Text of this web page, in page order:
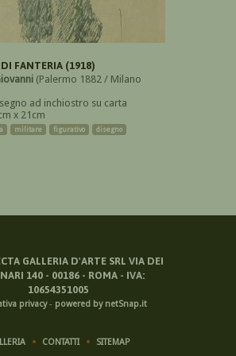
FANTERIA (1918)
(Palermo 1882 / Milano
ad inchiostro su carta
x 21cm
militare figurativo disegno
GALLERIA D'ARTE SRL VIA DEI
140 - 00186 - ROMA - IVA:
10654351005
privacy- powered by netSnap.it
CONTATTI SITEMAP